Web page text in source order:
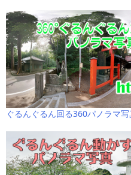
ぐるんぐるん回る360パノラマ